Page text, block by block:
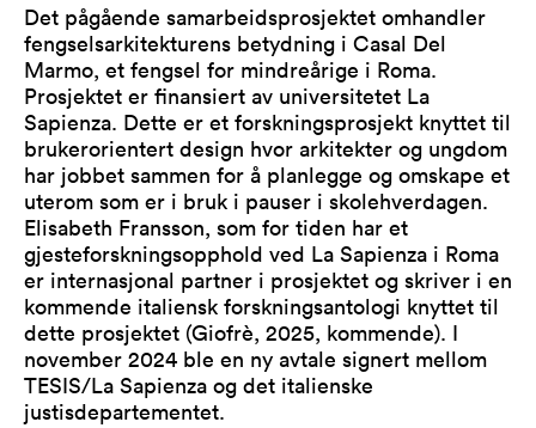
Det pågående samarbeidsprosjektet omhandler
fengselsarkitekturens betydning i Casal Del
Marmo, et fengsel for mindreårige i Roma.
Prosjektet er finansiert av universitetet La
Sapienza. Dette er et forskningsprosjekt knyttet til
brukerorientert design hvor arkitekter og ungdom
har jobbet sammen for å planlegge og omskape et
uterom som er i bruk i pauser i skolehverdagen.
Elisabeth Fransson, som for tiden har et
gjesteforskningsopphold ved La Sapienza i Roma
er internasjonal partner i prosjektet og skriver i en
kommende italiensk forskningsantologi knyttet til
dette prosjektet (Giofrè, 2025, kommende). I
november 2024 ble en ny avtale signert mellom
TESIS/La Sapienza og det italienske
justisdepartementet.